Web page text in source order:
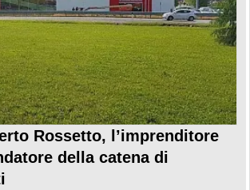
Rossetto, l’imprenditore
della catena di